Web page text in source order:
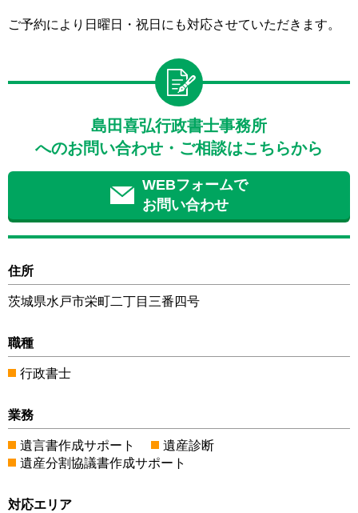
ご予約により日曜日・祝日にも対応させていただきます。
島田喜弘行政書士事務所
へのお問い合わせ・ご相談はこちらから
WEBフォームで
お問い合わせ
住所
茨城県水戸市栄町二丁目三番四号
職種
行政書士
業務
遺言書作成サポート
遺産診断
遺産分割協議書作成サポート
対応エリア